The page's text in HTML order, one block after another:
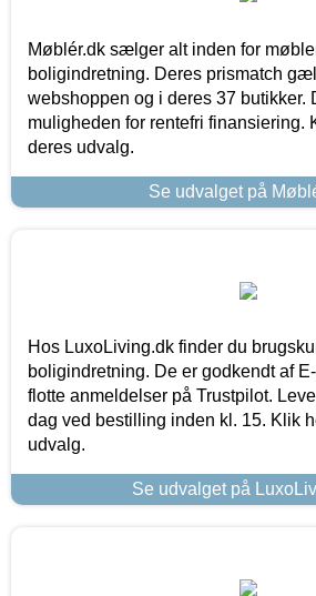
Møblér.dk sælger alt inden for
boligindretning. Deres prismatch
webshoppen og i deres 37 butikker.
muligheden for rentefri finansiering.
deres udvalg.
Se udvalget på
Hos LuxoLiving.dk finder du
boligindretning. De er godkendt af
flotte anmeldelser på Trustpilot.
dag ved bestilling inden kl. 15. Klik
udvalg.
Se udvalget på